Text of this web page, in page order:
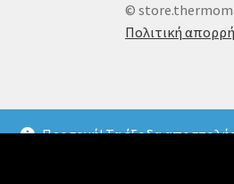
Προσοχή! Τα έξοδα
Δεκέμβριο λόγω της υψηλής
©
Πολιτική